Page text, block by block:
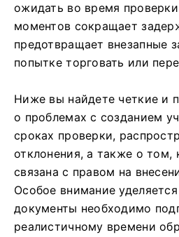
ожидать во время
моментов сокращает
предотвращает внезапные
попытке торговать или
Ниже вы найдете четкие и
о проблемах с созданием
сроках проверки,
отклонения, а также о том,
связана с правом на
Особое внимание
документы необходимо
реалистичному времени